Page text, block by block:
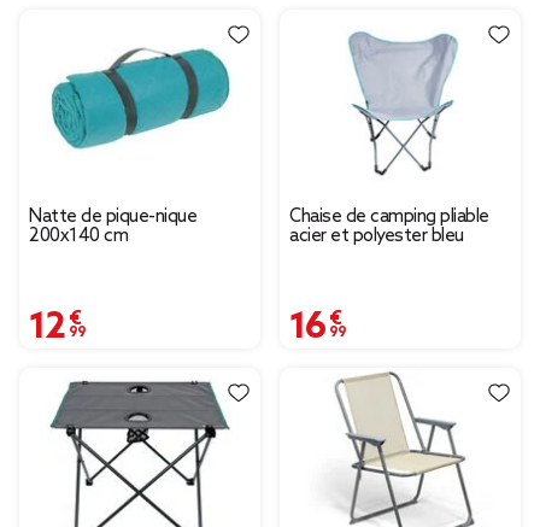
Natte de pique-nique
200x140 cm
12,99 €
Chaise de camping pliable
acier et polyester bleu
16,99 €